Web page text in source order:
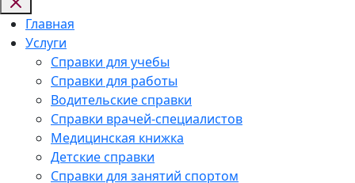
Главная
Услуги
Справки для учебы
Справки для работы
Водительские справки
Справки врачей-специалистов
Медицинская книжка
Детские справки
Справки для занятий спортом